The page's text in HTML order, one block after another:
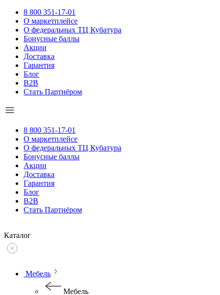
8 800 351-17-01
О маркетплейсе
О федеральных ТЦ Кубатура
Бонусные баллы
Акции
Доставка
Гарантия
Блог
B2B
Стать Партнёром
8 800 351-17-01
О маркетплейсе
О федеральных ТЦ Кубатура
Бонусные баллы
Акции
Доставка
Гарантия
Блог
B2B
Стать Партнёром
Каталог
Мебель
Мебель